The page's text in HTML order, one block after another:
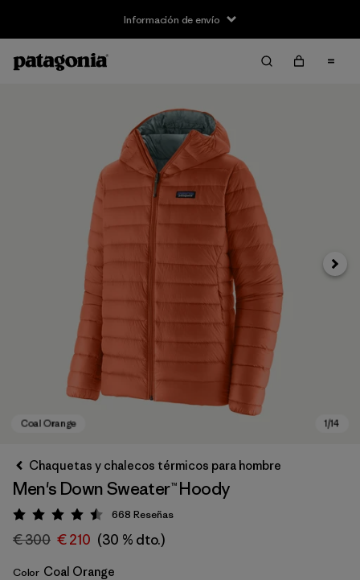
Información de envío
Chaquetas y chalecos térmicos para hombre
Men's Down Sweater™ Hoody
Puntuación: 4.5 / 5
668 Reseñas
€ 300 € 210 (30 % dto.)
Color Coal Orange